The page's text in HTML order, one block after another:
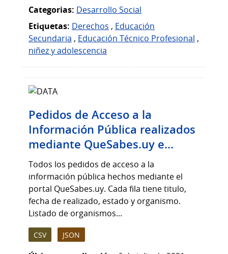
Categorias: Desarrollo Social
Etiquetas: Derechos , Educación
Secundaria , Educación Técnico Profesional ,
niñez y adolescencia
Pedidos de Acceso a la
Información Pública realizados
mediante QueSabes.uy e...
Todos los pedidos de acceso a la
información pública hechos mediante el
portal QueSabes.uy. Cada fila tiene titulo,
fecha de realizado, estado y organismo.
Listado de organismos...
CSV JSON